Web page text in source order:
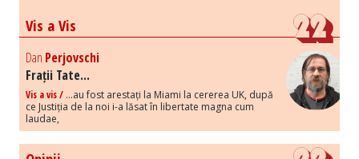
Vis a Vis
Dan Perjovschi
Frații Tate...
Vis a vis / ...au fost arestați la Miami la cererea UK, după
ce Justiția de la noi i-a lăsat în libertate magna cum
laudae,